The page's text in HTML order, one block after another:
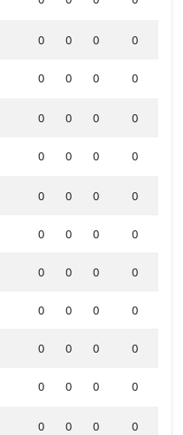
0 0 0 0
0 0 0 0
0 0 0 0
0 0 0 0
0 0 0 0
0 0 0 0
0 0 0 0
0 0 0 0
0 0 0 0
0 0 0 0
0 0 0 0